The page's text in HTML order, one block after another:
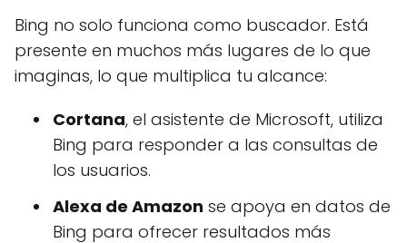
Bing no solo funciona como buscador. Está
presente en muchos más lugares de lo que
imaginas, lo que multiplica tu alcance:
Cortana, el asistente de Microsoft, utiliza
Bing para responder a las consultas de
los usuarios.
Alexa de Amazon se apoya en datos de
Bing para ofrecer resultados más